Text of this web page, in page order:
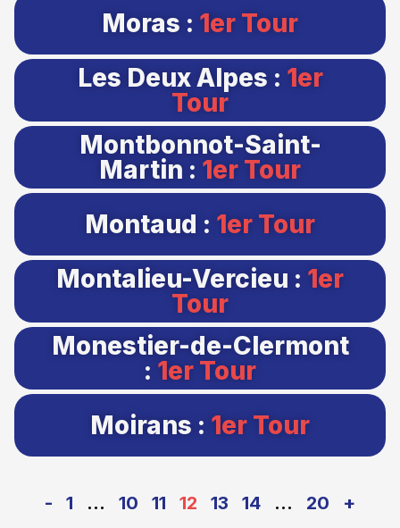
Moras : 1er Tour
Les Deux Alpes : 1er
Tour
Montbonnot-Saint-
Martin : 1er Tour
Montaud : 1er Tour
Montalieu-Vercieu : 1er
Tour
Monestier-de-Clermont
: 1er Tour
Moirans : 1er Tour
- 1 … 10 11 12 13 14 … 20 +